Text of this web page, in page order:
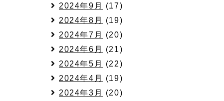
2024年9月
(17)
2024年8月
(19)
2024年7月
(20)
2024年6月
(21)
2024年5月
(22)
2024年4月
(19)
2024年3月
(20)